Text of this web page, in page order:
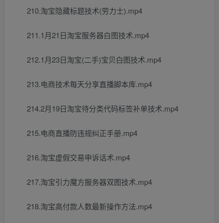
210.淘宝隐藏标题技术(劳力士).mp4
211.1月21日淘宝服务器白图技术.mp4
212.1月23日淘宝(二手)宝贝白图技术.mp4
213.电商技术每天分享直播脚本库.mp4
214.2月19日淘宝待分类代码标签补单技术.mp4
215.电商直播防违规纠正手册.mp4
216.淘宝虚假交易申诉话术.mp4
217.淘宝引力魔方服务器双图技术.mp4
218.淘宝高付款人数最新操作方法.mp4